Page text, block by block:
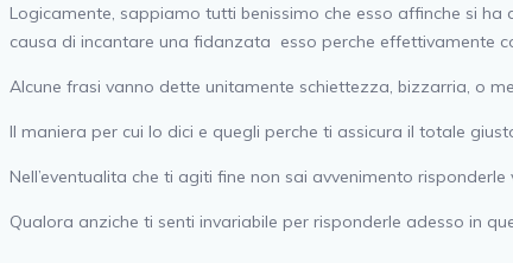
Logicamente, sappiamo tutti benissimo che esso affinche si
causa di incantare una fidanzata esso perche effettivamente
Alcune frasi vanno dette unitamente schiettezza, bizzarria, o
Il maniera per cui lo dici e quegli perche ti assicura il totale
Nell’eventualita che ti agiti fine non sai avvenimento
Qualora anziche ti senti invariabile per risponderle adesso in